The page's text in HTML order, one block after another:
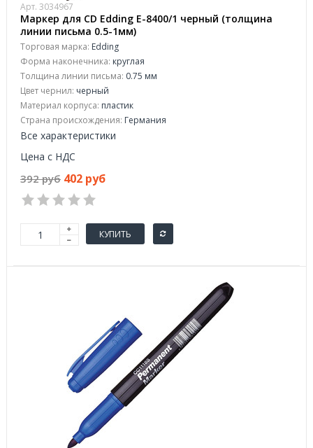
Арт. 3034967
Маркер для CD Edding E-8400/1 черный (толщина
линии письма 0.5-1мм)
Торговая марка: Edding
Форма наконечника: круглая
Толщина линии письма: 0.75 мм
Цвет чернил: черный
Материал корпуса: пластик
Страна происхождения: Германия
Все характеристики
Цена с НДС
392 руб 402 руб
КУПИТЬ